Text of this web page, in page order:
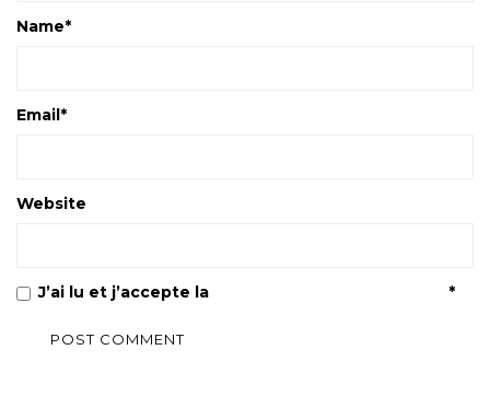
Name*
Email*
Website
J’ai lu et j’accepte la *